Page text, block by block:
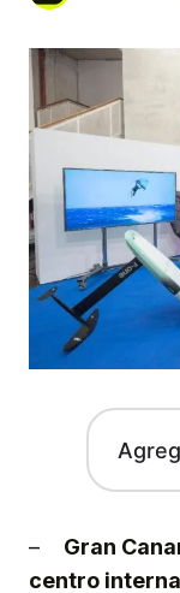
– Gran
centro